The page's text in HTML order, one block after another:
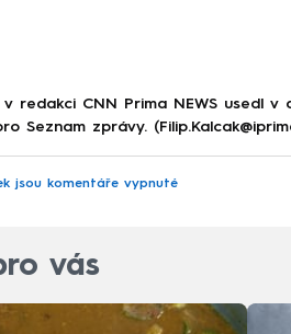
redakci CNN Prima NEWS usedl v
Seznam zprávy.
jsou komentáře vypnuté
vás